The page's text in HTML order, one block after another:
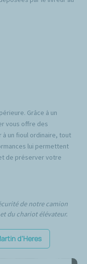
Grâce à un
vous offre des
un fioul ordinaire, tout
lui permettent
de préserver votre
de notre camion
et du chariot élévateur.
d'Heres